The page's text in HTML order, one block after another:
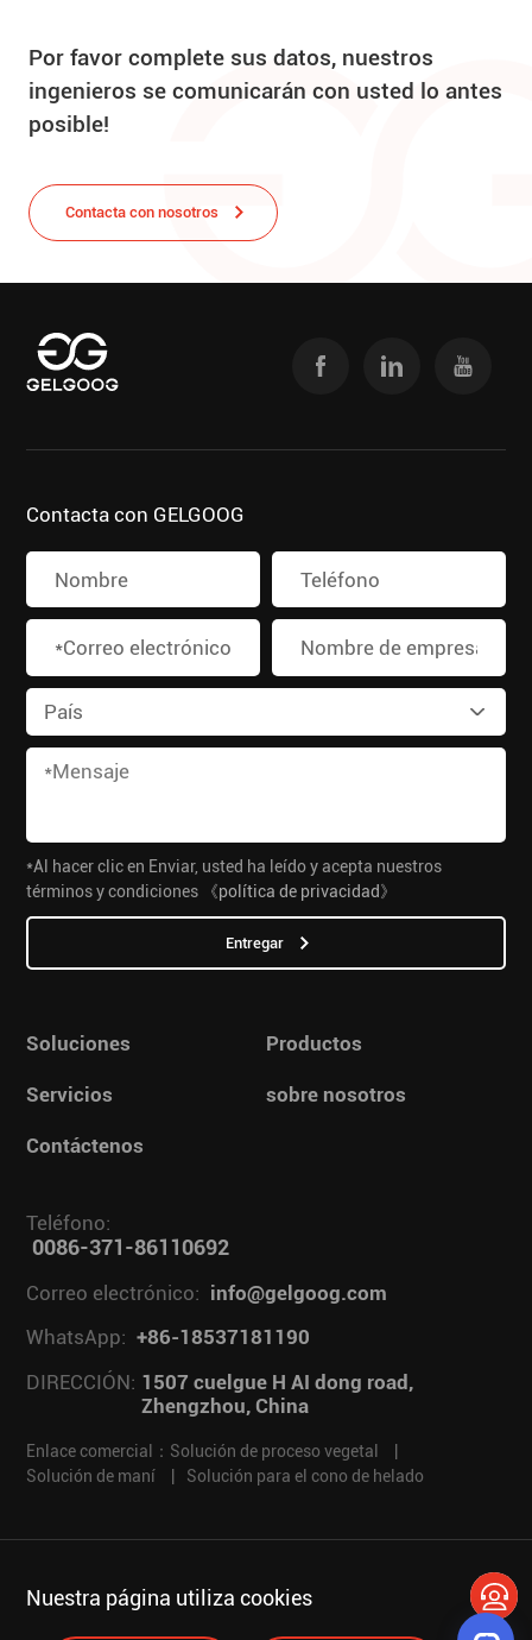
Por favor complete sus datos, nuestros
ingenieros se comunicarán con usted lo antes
posible!
Contacta con nosotros
Nuestra página utiliza cookies
Contacta con GELGOOG
*Al hacer clic en Enviar, usted ha leído y acepta nuestros
términos y condiciones
《política de privacidad》
Entregar
Soluciones Productos
Servicios sobre nosotros
Contáctenos
Teléfono:
0086-371-86110692
Correo electrónico: info@gelgoog.com
WhatsApp: +86-18537181190
DIRECCIÓN: 1507 cuelgue H AI dong road,
Zhengzhou, China
Enlace comercial： Solución de proceso vegetal
Solución de maní
Solución para el cono de helado
Derechos de autor © 2025 de GELGOOG